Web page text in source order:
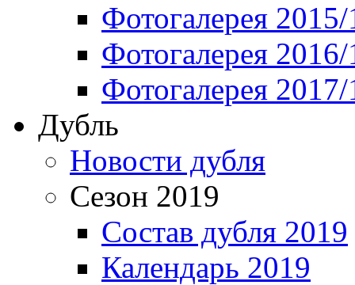
Фотогалерея
Фотогалерея
Фотогалерея
Дубль
Новости дубля
Сезон 2019
Состав дубля 2019
Календарь 2019